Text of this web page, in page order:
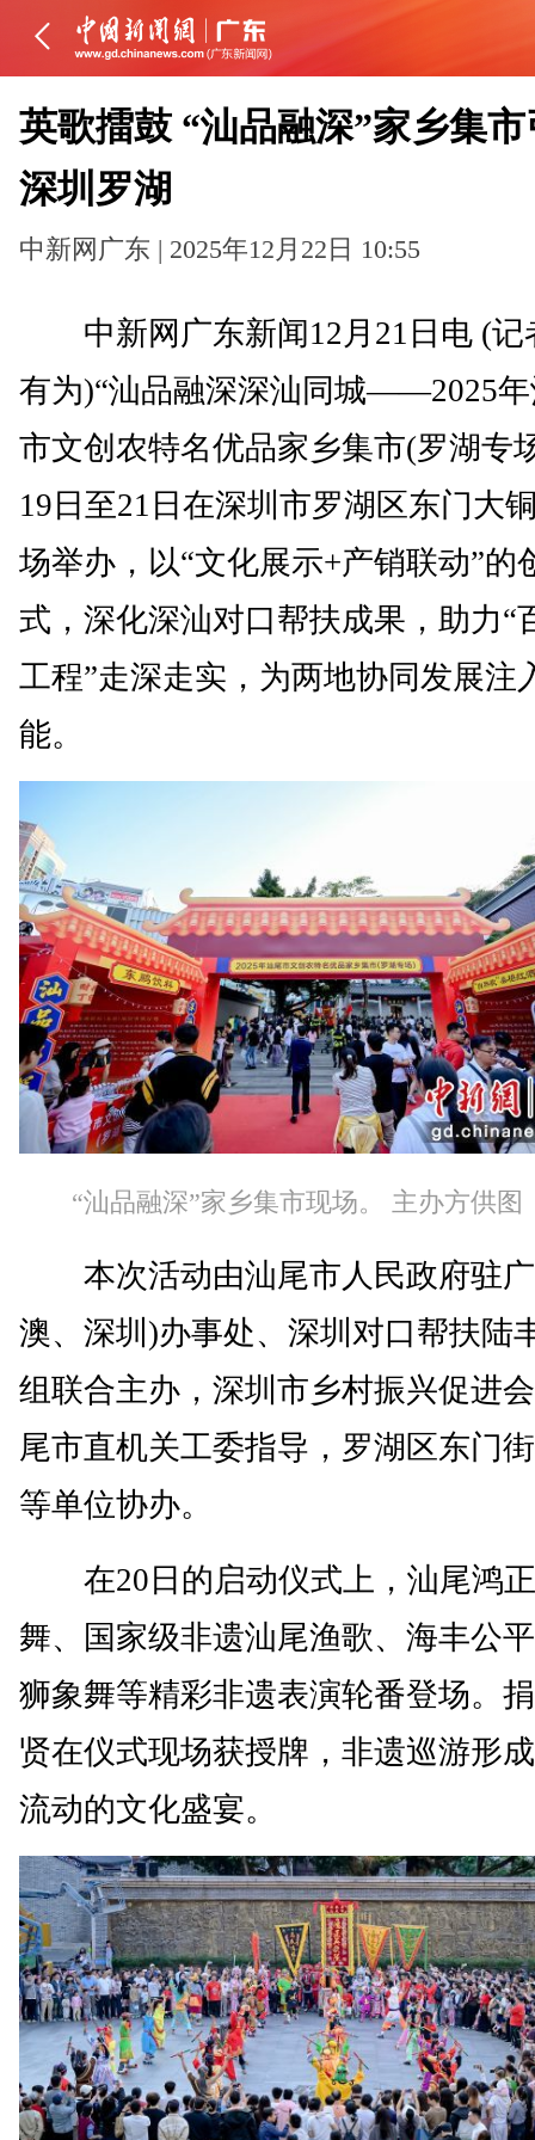
英歌擂鼓 “汕品融深”家乡集
深圳罗湖
中新网广东 | 2025年12月22日 10:55
中新网广东新闻12月21日电 (记
有为)“汕品融深深汕同城——2025
市文创农特名优品家乡集市(罗湖专
19日至21日在深圳市罗湖区东门大
场举办，以“文化展示+产销联动”的
式，深化深汕对口帮扶成果，助力“
工程”走深走实，为两地协同发展注
能。
“汕品融深”家乡集市现场。 主办方供图
本次活动由汕尾市人民政府驻
澳、深圳)办事处、深圳对口帮扶陆
组联合主办，深圳市乡村振兴促进
尾市直机关工委指导，罗湖区东门
等单位协办。
在20日的启动仪式上，汕尾鸿
舞、国家级非遗汕尾渔歌、海丰公
狮象舞等精彩非遗表演轮番登场。
贤在仪式现场获授牌，非遗巡游形
流动的文化盛宴。